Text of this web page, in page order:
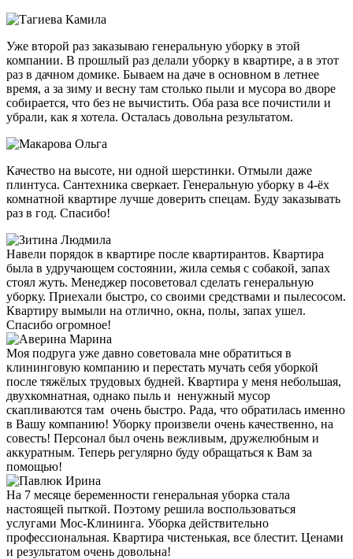
Уже второй раз заказываю генеральную уборку в этой
компании. В прошлый раз делали уборку в квартире, а в этот
раз в дачном домике. Бываем на даче в основном в летнее
время, а за зиму и весну там столько пыли и мусора во дворе
собирается, что без не вычистить. Оба раза все почистили и
убрали, как я хотела. Осталась довольна результатом.
Качество на высоте, ни одной шерстинки. Отмыли даже
плинтуса. Сантехника сверкает. Генеральную уборку в 4-ёх
комнатной квартире лучше доверить спецам. Буду заказывать
раз в год. Спасибо!
Навели порядок в квартире после квартирантов. Квартира
была в удручающем состоянии, жила семья с собакой, запах
стоял жуть. Менеджер посоветовал сделать генеральную
уборку. Приехали быстро, со своими средствами и пылесосом.
Квартиру вымыли на отлично, окна, полы, запах ушел.
Спасибо огромное!
Моя подруга уже давно советовала мне обратиться в
клининговую компанию и перестать мучать себя уборкой
после тяжёлых трудовых будней. Квартира у меня небольшая,
двухкомнатная, однако пыль и ненужный мусор
скапливаются там очень быстро. Рада, что обратилась именно
в Вашу компанию! Уборку произвели очень качественно, на
совесть! Персонал был очень вежливым, дружелюбным и
аккуратным. Теперь регулярно буду обращаться к Вам за
помощью!
На 7 месяце беременности генеральная уборка стала
настоящей пыткой. Поэтому решила воспользоваться
услугами Мос-Клининга. Уборка действительно
профессиональная. Квартира чистенькая, все блестит. Ценами
и результатом очень довольна!